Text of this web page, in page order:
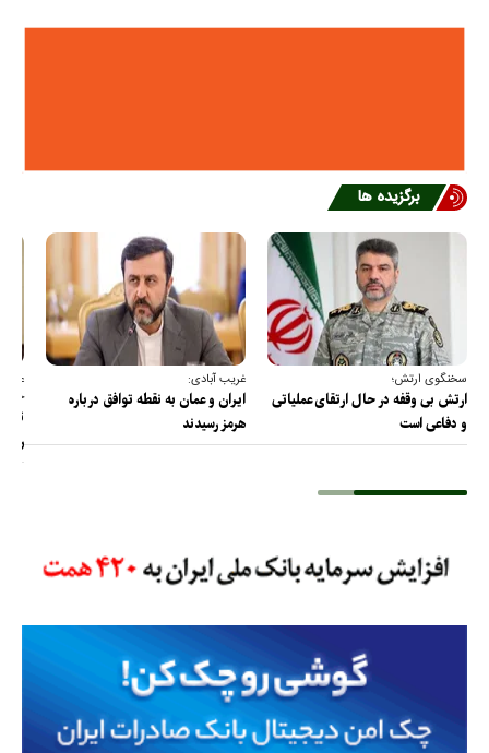
برگزیده ها
سخنگوی ارتش؛
ارتش بی وقفه در حال ارتقای عملیاتی
و دفاعی است
غریب آبادی:
ایران و عمان به نقطه توافق درباره
هرمز رسیدند
عضو
را